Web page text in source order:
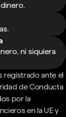
ni siquiera
registrado ante el
de Conducta
por la
en la UE y